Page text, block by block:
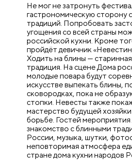
Не мог не затронуть
гастрономическую сторону
традиций. Попробовать
угощения со всей страны
российской кухни. Кроме
пройдёт девичник
Ходить на блины —
традиция. На сцене Дома
молодые повара будут
искусстве выпекать блины,
сковородках, пока не
стопки. Невесты также
мастерство будущей
борьбе. Гостей
знакомство с блинными
России, музыка, шутки,
неповторимая атмосфера
стране дома кухни народов